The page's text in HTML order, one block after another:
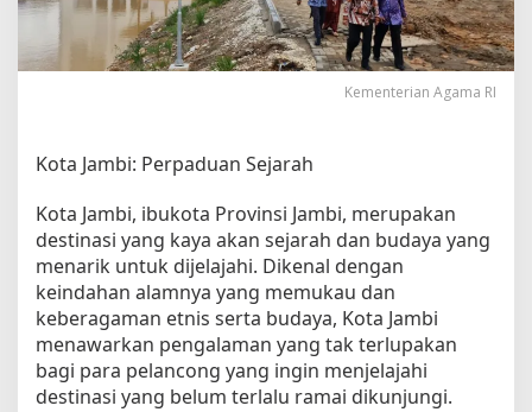
e
j
a
a
B
u
d
a
y
a
y
a
Kementerian Agama RI
Kota Jambi: Perpaduan Sejarah
Kota Jambi, ibukota Provinsi Jambi, merupakan
destinasi yang kaya akan sejarah dan budaya yang
menarik untuk dijelajahi. Dikenal dengan
keindahan alamnya yang memukau dan
keberagaman etnis serta budaya, Kota Jambi
menawarkan pengalaman yang tak terlupakan
bagi para pelancong yang ingin menjelajahi
destinasi yang belum terlalu ramai dikunjungi.